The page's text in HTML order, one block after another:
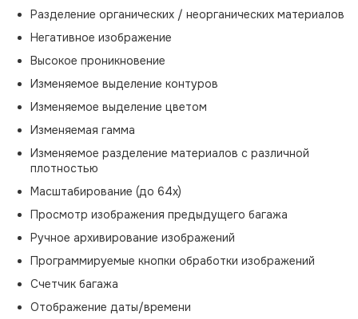
Разделение органических / неорганических материалов
Негативное изображение
Высокое проникновение
Изменяемое выделение контуров
Изменяемое выделение цветом
Изменяемая гамма
Изменяемое разделение материалов с различной
плотностью
Масштабирование (до 64х)
Просмотр изображения предыдущего багажа
Ручное архивирование изображений
Программируемые кнопки обработки изображений
Счетчик багажа
Отображение даты/времени